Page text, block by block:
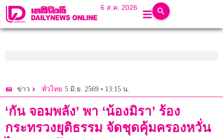
6 ส.ค. 2026
ข่าว ทั่วไทย 5 มิ.ย. 2569 • 13:15 น.
‘กัน จอมพลัง’ พา ‘น้องมิรา’ ร้อง
กระทรวงยุติธรรม จัดชุดคุ้มครองหวั่น